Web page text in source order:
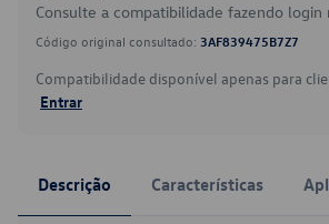
Consulte a compatibilidade fazendo login
Código original consultado: 3AF839475B7Z7
Compatibilidade disponível apenas para
Entrar
Descrição Características